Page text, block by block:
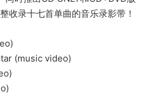
收录十七首单曲的音乐录影带！
(music video)